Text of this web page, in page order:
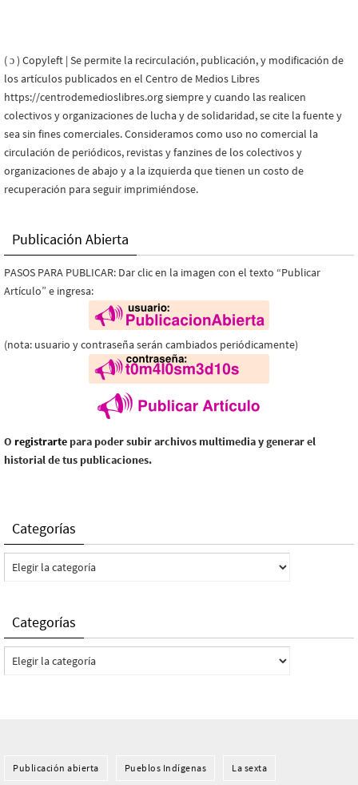
( ɔ ) Copyleft | Se permite la recirculación, publicación, y modificación de
los artículos publicados en el Centro de Medios Libres
https://centrodemedioslibres.org siempre y cuando las realicen
colectivos y organizaciones de lucha y de solidaridad, se cite la fuente y
sea sin fines comerciales. Consideramos como uso no comercial la
circulación de periódicos, revistas y fanzines de los colectivos y
organizaciones de abajo y a la izquierda que tienen un costo de
recuperación para seguir imprimiéndose.
Publicación Abierta
PASOS PARA PUBLICAR: Dar clic en la imagen con el texto “Publicar
Artículo” e ingresa:
(nota: usuario y contraseña serán cambiados periódicamente)
O registrarte para poder subir archivos multimedia y generar el
historial de tus publicaciones.
Categorías
Categorías
Categorías
Categorías
Publicación abierta Pueblos Indí­genas La sexta